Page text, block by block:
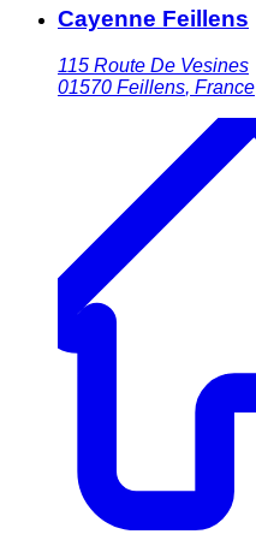
Cayenne Feillens
115 Route De Vesines
01570 Feillens, France